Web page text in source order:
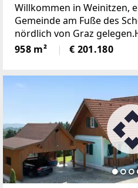
Willkommen in Weinitzen,
Gemeinde am Fuße des
nördlich von Graz
Genuss, Tradition und
Lebensweise. Weinitzen
958 m² € 201.180